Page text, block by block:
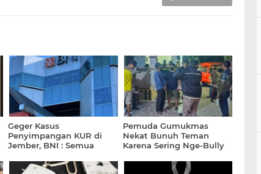
Geger Kasus
Penyimpangan KUR di
Jember, BNI : Semua
Perseroan
Pemuda Gumukmas
Nekat Bunuh Teman
Karena Sering Nge-Bully